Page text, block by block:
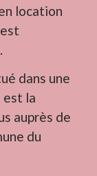
location
dans une
la
auprès de
du